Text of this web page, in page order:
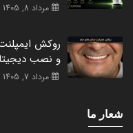
مرداد 8, 1405
و نصب
مرداد 7, 1405
شعار ما